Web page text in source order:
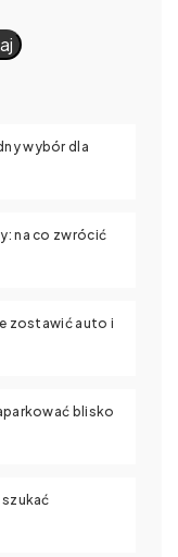
wybór dla
na co zwrócić
zostawić auto i
blisko